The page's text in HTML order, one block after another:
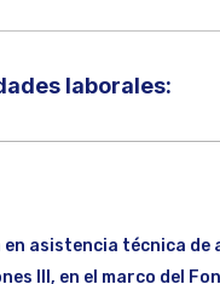
laborales:​
asistencia técnica de
III, en el marco del